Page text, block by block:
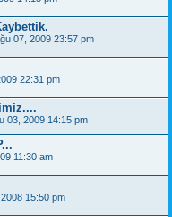
07, 2009 23:57 pm
22:31 pm
03, 2009 14:15 pm
11:30 am
15:50 pm